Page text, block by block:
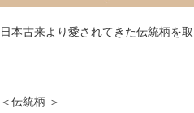
日本古来より愛されてきた伝統柄を
＜伝統柄 ＞